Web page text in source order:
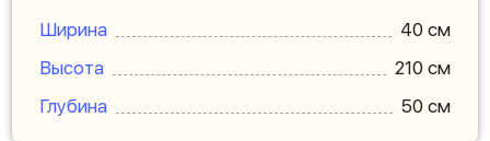
Ширина
40 см
Высота
210 см
Глубина
50 см